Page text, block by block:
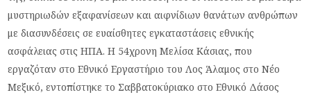
μυστηριωδών εξαφανίσεων και αιφνίδιων θανάτων ανθρώπων
με διασυνδέσεις σε ευαίσθητες εγκαταστάσεις εθνικής
ασφάλειας στις ΗΠΑ. Η 54χρονη Μελίσα Κάσιας, που
εργαζόταν στο Εθνικό Εργαστήριο του Λος Άλαμος στο Νέο
Μεξικό, εντοπίστηκε το Σαββατοκύριακο στο Εθνικό Δάσος